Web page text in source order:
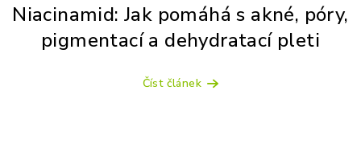
Niacinamid: Jak pomáhá s akné, póry,
pigmentací a dehydratací pleti
Číst článek